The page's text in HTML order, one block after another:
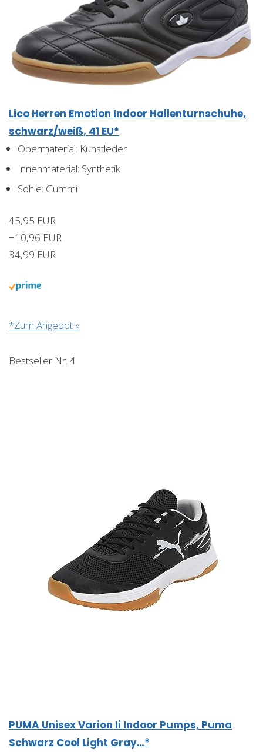
Lico Herren Emotion Indoor Hallenturnschuhe,
schwarz/weiß, 41 EU*
Obermaterial: Kunstleder
Innenmaterial: Synthetik
Sohle: Gummi
45,95 EUR
−10,96 EUR
34,99 EUR
*Zum Angebot »
Bestseller Nr. 4
PUMA Unisex Varion Ii Indoor Pumps, Puma
Schwarz Cool Light Gray…*